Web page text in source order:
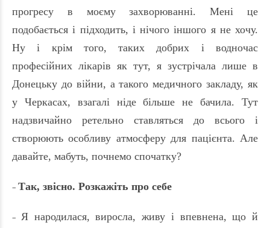
прогресу в моєму захворюванні. Мені це
подобається і підходить, і нічого іншого я не хочу.
Ну і крім того, таких добрих і водночас
професійних лікарів як тут, я зустрічала лише в
Донецьку до війни, а такого медичного закладу, як
у Черкасах, взагалі ніде більше не бачила. Тут
надзвичайно ретельно ставляться до всього і
створюють особливу атмосферу для пацієнта. Але
давайте, мабуть, почнемо спочатку?
– Так, звісно. Розкажіть про себе
– Я народилася, виросла, живу і впевнена, що й